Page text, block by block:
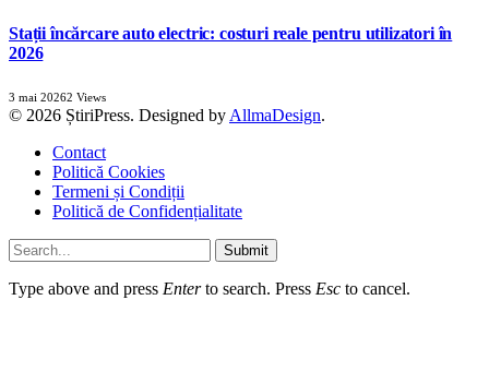
Stații încărcare auto electric: costuri reale pentru utilizatori în
2026
3 mai 20262 Views
© 2026 ȘtiriPress. Designed by AllmaDesign.
Contact
Politică Cookies
Termeni și Condiții
Politică de Confidențialitate
Submit
Type above and press Enterto search. Press Esc to cancel.